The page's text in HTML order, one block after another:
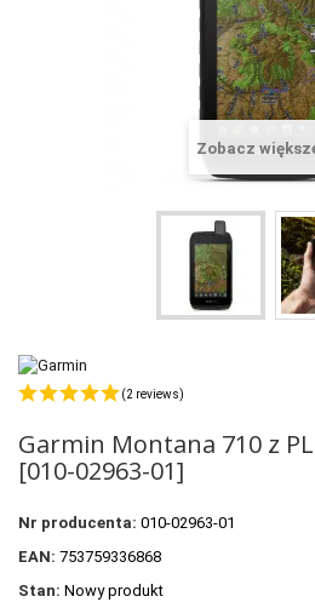
VOSTOK EUROPE ZEGARKI
OBAKU DENMARK ZEGARKI
PROMOCJE
OUTLET
WYPRZEDAŻ
Zobacz
(2 reviews)
Garmin Montana 710 z PL
[010-02963-01]
Nr producenta: 010-02963-01
EAN: 753759336868
Stan: Nowy produkt